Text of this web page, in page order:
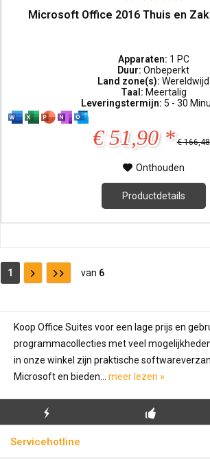
Microsoft Office 2016 Thuis en
Apparaten: 1 PC
Duur:Onbeperkt
Land zone(s):Wereldwijd
Taal: Meertalig
Leveringstermijn: 5 - 30
€ 51,90 * €
Onthouden
Productdetails
1 van 6
Koop Office Suites voor een lage prijs en
programmacollecties met veel
in onze winkel zijn praktische
Microsoft en bieden... meer lezen »
BLIKSEMVERZENDING
Servicehotline